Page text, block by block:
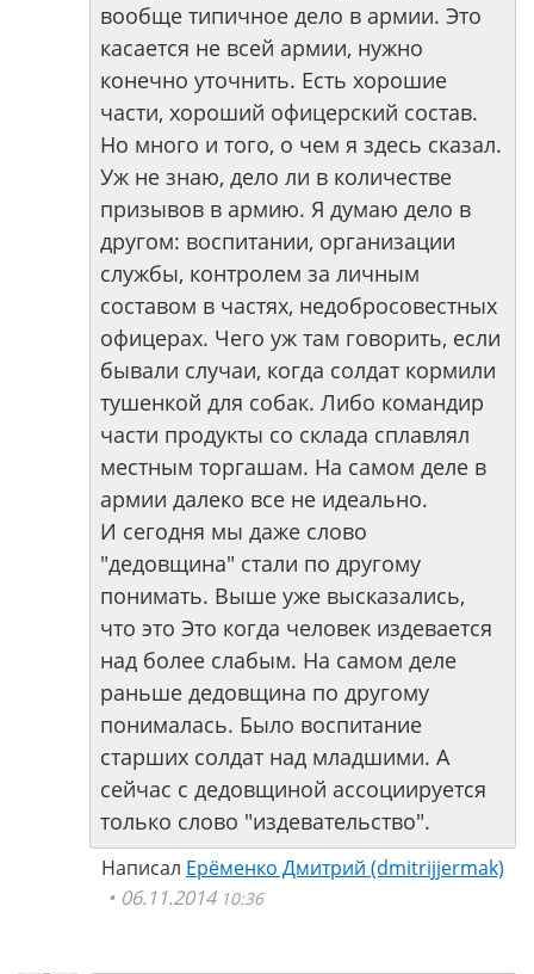
вообще типичное дело в армии. Это
касается не всей армии, нужно
конечно уточнить. Есть хорошие
части, хороший офицерский состав.
Но много и того, о чем я здесь сказал.
Уж не знаю, дело ли в количестве
призывов в армию. Я думаю дело в
другом: воспитании, организации
службы, контролем за личным
составом в частях, недобросовестных
офицерах. Чего уж там говорить, если
бывали случаи, когда солдат кормили
тушенкой для собак. Либо командир
части продукты со склада сплавлял
местным торгашам. На самом деле в
армии далеко все не идеально.
И сегодня мы даже слово
"дедовщина" стали по другому
понимать. Выше уже высказались,
что это Это когда человек издевается
над более слабым. На самом деле
раньше дедовщина по другому
понималась. Было воспитание
старших солдат над младшими. А
сейчас с дедовщиной ассоциируется
только слово "издевательство".
Написал Ерёменко Дмитрий (dmitrijjermak)
06.11.2014 10:36